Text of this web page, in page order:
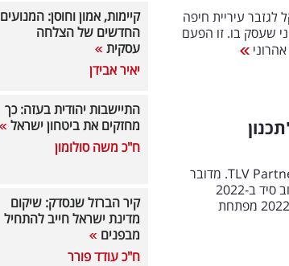
כאן 11, ישלם פיצויים ב-50 אלף שקל לגזבר עיריית חיפה
שעסק בו. זו הפעם
דולר: "תכנון
פאנאקס גייסה 10 מיליון דולר בהובלת קרן Team8 ובהשתתפות TLV Partners. מדובר
בגיוס שני של החברה, כאשר לפניו גייסה החברה 5 מיליון דולר בסיבוב סיד ב-2022
בהובלת קרן TLV Partners ומשקיעים נוספים. החברה שהוקמה ב-2022 מפתחת
קיימות, אמון וחוסן: המנועים
החדשים של הצלחה
עסקית
יאיר אבידן
התיישבות יהודית בעזה: כך
מחזקים את ביטחון ישראל
ח"כ משה סולומון
קיר הברזל שנסדק: שיקום
מדינת ישראל חייב להתחיל
מבפנים
ח"כ עודד פורר